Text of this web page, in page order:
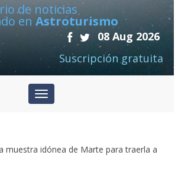
de noticias
en Astroturismo
08 Aug 2026
Suscripción gratuita
muestra idónea de Marte para traerla a